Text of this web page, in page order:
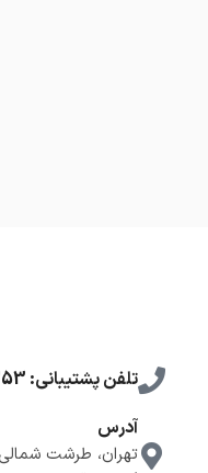
تلفن پشتیبانی: 02191005353
آدرس
تهران، طرشت